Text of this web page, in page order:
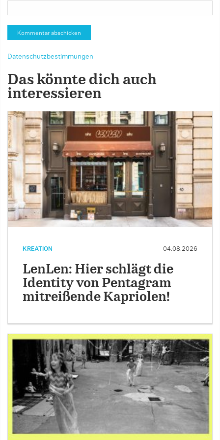
Datenschutzbestimmungen
Das könnte dich auch
interessieren
KREATION 04.08.2026
LenLen: Hier schlägt die
Identity von Pentagram
mitreißende Kapriolen!